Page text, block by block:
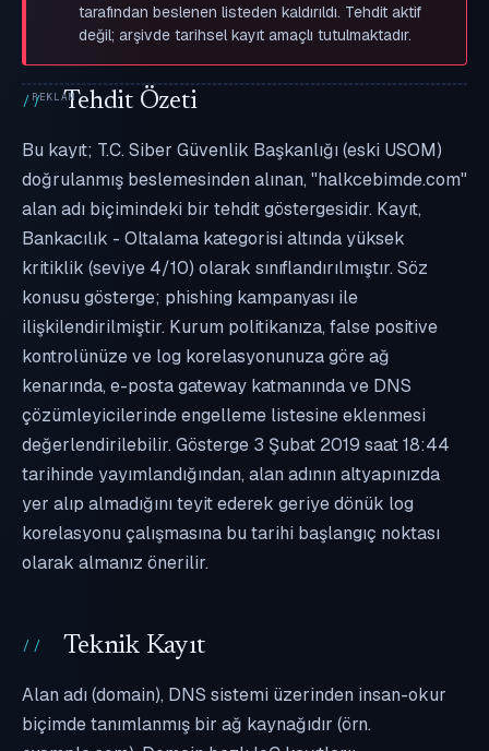
tarafından beslenen listeden kaldırıldı. Tehdit aktif
değil; arşivde tarihsel kayıt amaçlı tutulmaktadır.
Tehdit Özeti
Bu kayıt; T.C. Siber Güvenlik Başkanlığı (eski USOM)
doğrulanmış beslemesinden alınan, "halkcebimde.com"
alan adı biçimindeki bir tehdit göstergesidir. Kayıt,
Bankacılık - Oltalama kategorisi altında yüksek
kritiklik (seviye 4/10) olarak sınıflandırılmıştır. Söz
konusu gösterge; phishing kampanyası ile
ilişkilendirilmiştir. Kurum politikanıza, false positive
kontrolünüze ve log korelasyonunuza göre ağ
kenarında, e-posta gateway katmanında ve DNS
çözümleyicilerinde engelleme listesine eklenmesi
değerlendirilebilir. Gösterge 3 Şubat 2019 saat 18:44
tarihinde yayımlandığından, alan adının altyapınızda
yer alıp almadığını teyit ederek geriye dönük log
korelasyonu çalışmasına bu tarihi başlangıç noktası
olarak almanız önerilir.
Teknik Kayıt
Alan adı (domain), DNS sistemi üzerinden insan-okur
biçimde tanımlanmış bir ağ kaynağıdır (örn.